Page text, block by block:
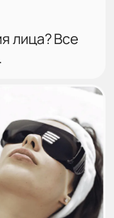
лица? Все